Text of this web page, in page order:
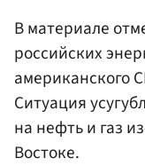
В материале
российских
американского
Ситуация
на нефть и газ
Востоке.